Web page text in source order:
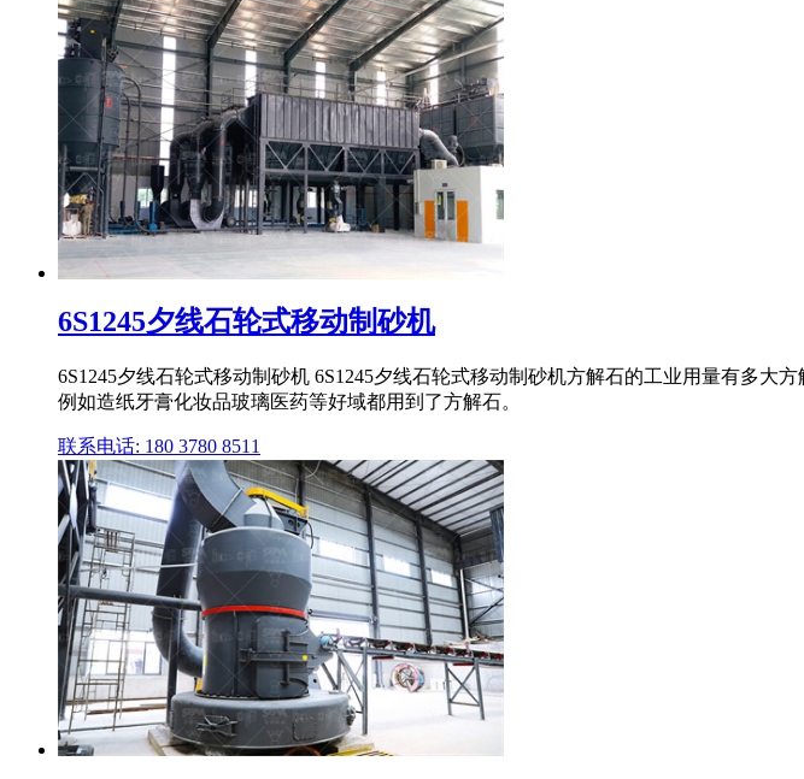
6S1245夕线石轮式移动制砂机
6S1245夕线石轮式移动制砂机 6S1245夕线石轮式移动制砂机方解石的工业用量有多
例如造纸牙膏化妆品玻璃医药等好域都用到了方解石。
联系电话: 180 3780 8511